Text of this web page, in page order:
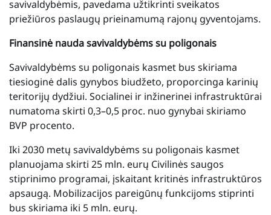
savivaldybėmis, pavedama užtikrinti sveikatos
priežiūros paslaugų prieinamumą rajonų gyventojams.
Finansinė nauda savivaldybėms su poligonais
Savivaldybėms su poligonais kasmet bus skiriama
tiesioginė dalis gynybos biudžeto, proporcinga karinių
teritorijų dydžiui. Socialinei ir inžinerinei infrastruktūrai
numatoma skirti 0,3–0,5 proc. nuo gynybai skiriamo
BVP procento.
Iki 2030 metų savivaldybėms su poligonais kasmet
planuojama skirti 25 mln. eurų Civilinės saugos
stiprinimo programai, įskaitant kritinės infrastruktūros
apsaugą. Mobilizacijos pareigūnų funkcijoms stiprinti
bus skiriama iki 5 mln. eurų.